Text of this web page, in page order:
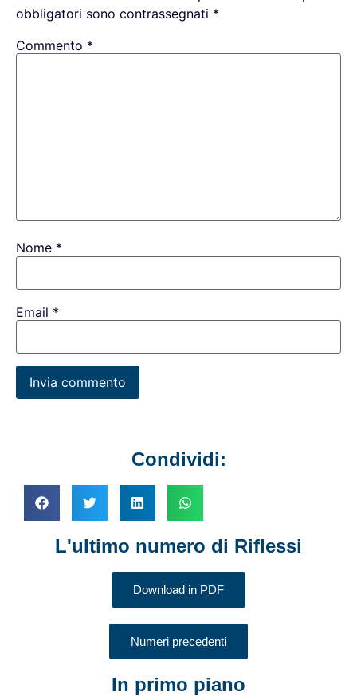
obbligatori sono contrassegnati *
Commento *
Nome *
Email *
Condividi:
L'ultimo numero di Riflessi
Download in PDF
Numeri precedenti
In primo piano